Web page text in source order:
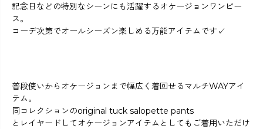
記念日などの特別なシーンにも活躍するオケージョンワンピー
ス。
コーデ次第でオールシーズン楽しめる万能アイテムです✓
普段使いからオケージョンまで幅広く着回せるマルチWAYアイ
テム。
同コレクションのoriginal tuck salopette pants
とレイヤードしてオケージョンアイテムとしてもご着用いただけ